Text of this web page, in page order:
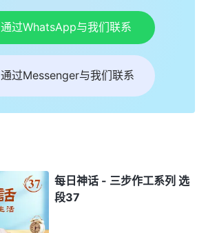
通过WhatsApp与我们联系
通过Messenger与我们联系
每日神话 - 三步作工系列 选
段37